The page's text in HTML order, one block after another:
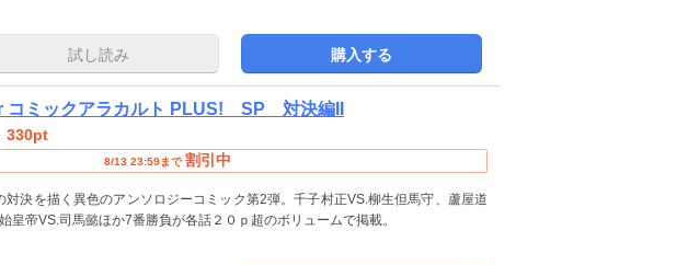
試し読み 購入する
コミックアラカルト PLUS! SP 対決編II
330pt
8/13 23:59まで 割引中
対決を描く異色のアンソロジーコミック第2弾。千子村正VS.柳生但馬守、蘆屋道
皇帝VS.司馬懿ほか7番勝負が各話２０ｐ超のボリュームで掲載。